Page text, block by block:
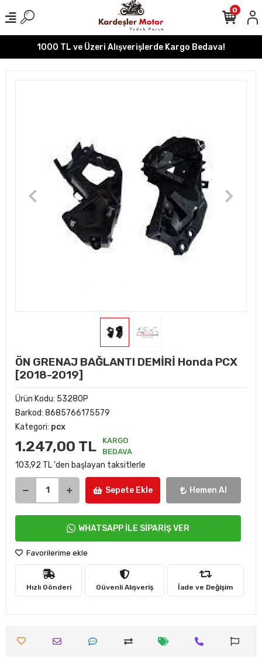
1000 TL ve Üzeri Alışverişlerde Kargo Bedava!
0
ÖN GRENAJ BAĞLANTI DEMİRİ Honda PCX
[2018-2019]
Ürün Kodu: 53280P
Barkod: 8685766175579
Kategori: pcx
1.247,00 TL
KARGO
BEDAVA
103,92 TL 'den başlayan taksitlerle
Sepete Ekle Hemen Al
WHATSAPP İLE SİPARİŞ VER
Favorilerime ekle
Hızlı Gönderi Güvenli Alışveriş İade ve Değişim